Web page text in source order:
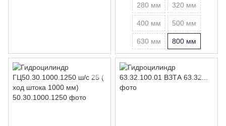
280 мм 320 мм
400 мм 500 мм
630 мм 800 мм